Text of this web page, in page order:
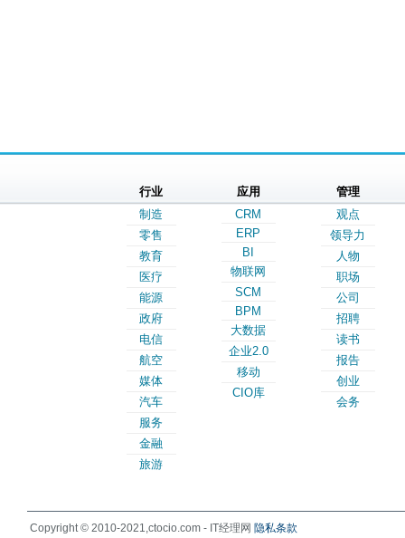
行业
制造
零售
教育
医疗
能源
政府
电信
航空
媒体
汽车
服务
金融
旅游
应用
CRM
ERP
BI
物联网
SCM
BPM
大数据
企业2.0
移动
CIO库
管理
观点
领导力
人物
职场
公司
招聘
读书
报告
创业
会务
Copyright © 2010-2021,ctocio.com - IT经理网 隐私条款